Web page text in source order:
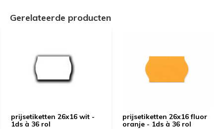
Gerelateerde producten
prijsetiketten 26x16 wit -
1ds à 36 rol
prijsetiketten 26x16 fluor
oranje - 1ds à 36 rol